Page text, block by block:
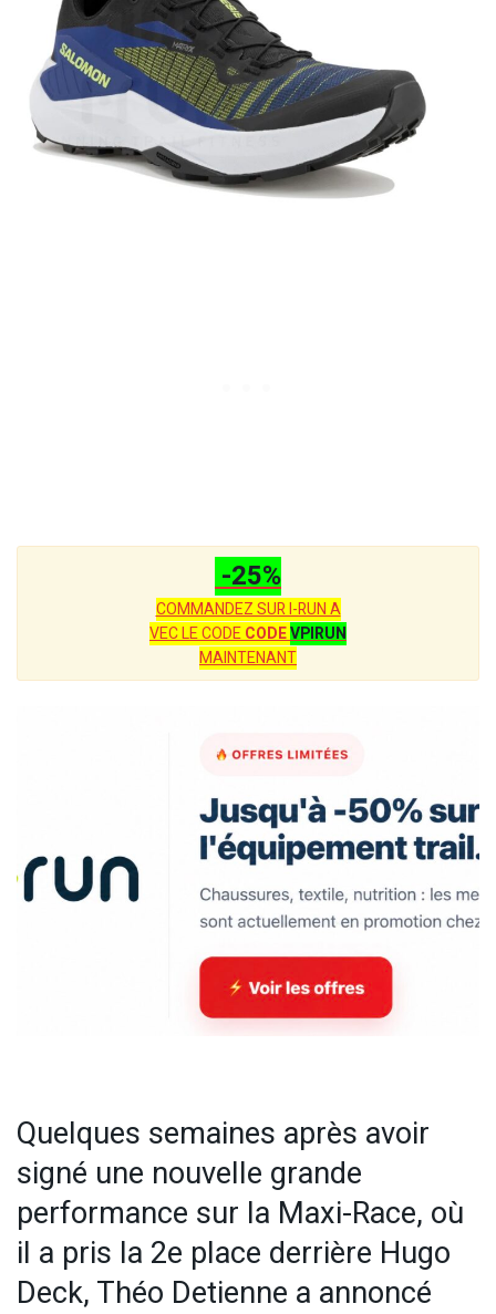
-25%
COMMANDEZ SUR I-RUN A
VEC LE CODECODEVPIRUN
MAINTENANT
Quelques semaines après avoir
signé une nouvelle grande
performance sur la Maxi-Race, où
il a pris la 2e place derrière Hugo
Deck, Théo Detienne a annoncé